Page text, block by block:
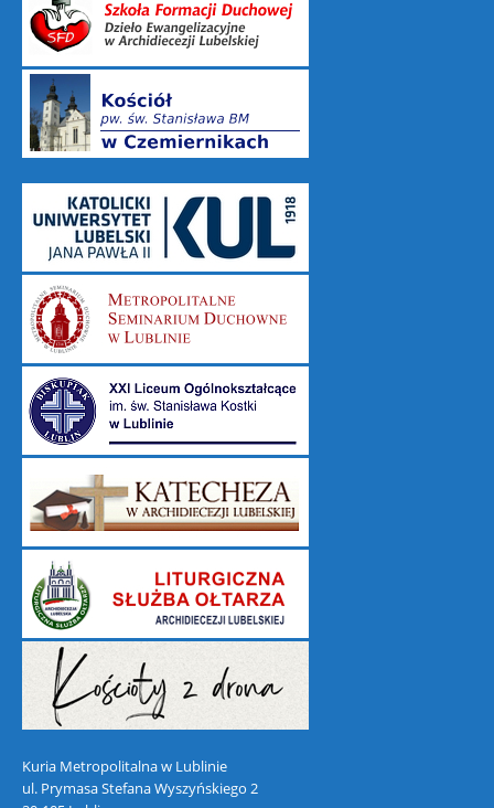
Kuria Metropolitalna w Lublinie
ul. Prymasa Stefana Wyszyńskiego 2